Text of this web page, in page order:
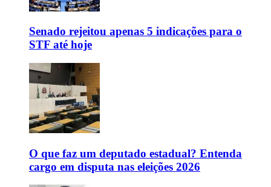
Senado rejeitou apenas 5 indicações para o
STF até hoje
O que faz um deputado estadual? Entenda
cargo em disputa nas eleições 2026